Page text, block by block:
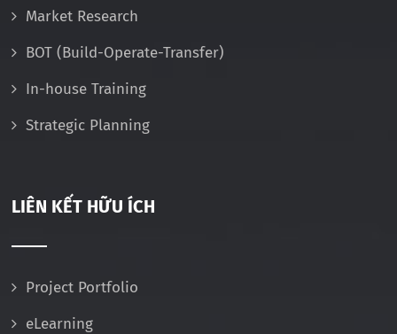
Market Research
BOT (Build-Operate-Transfer)
In-house Training
Strategic Planning
LIÊN KẾT HỮU ÍCH
Project Portfolio
eLearning